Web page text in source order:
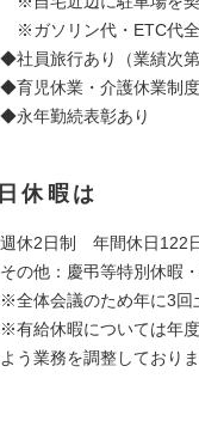
※ガソリン代・ETC代全
◆社員旅行あり（業績次第
◆育児休業・介護休業制
◆永年勤続表彰あり
休暇は
週休2日制 年間休日122
その他：慶弔等特別休暇
※全体会議のため年に3回
※有給休暇については年
よう業務を調整しておりま